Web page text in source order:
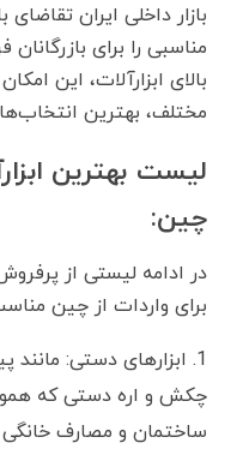
بازار داخلی ایران
مناسبی را برای
بالای ابزارآلات، این
مختلف، بهترین
لیست بهترین
چین:
در ادامه لیستی از
برای واردات از چین
ابزارهای دستی: مانند
چکش و اره دستی که
ساختمان و مصارف خانگی